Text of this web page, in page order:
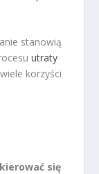
stanowią
utraty
korzyści
się